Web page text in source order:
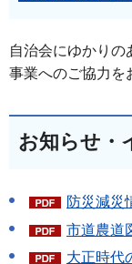
自治会にゆかりの
事業へのご協力を
お知らせ・
防災減災
市道農道
大正時代